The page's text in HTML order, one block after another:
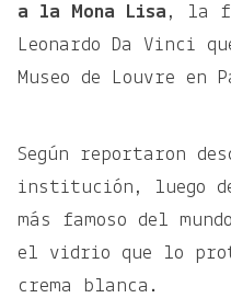
a la Mona Lisa, la
Leonardo Da Vinci
Museo de Louvre en
Según reportaron
institución, luego
más famoso del
el vidrio que lo
crema blanca.